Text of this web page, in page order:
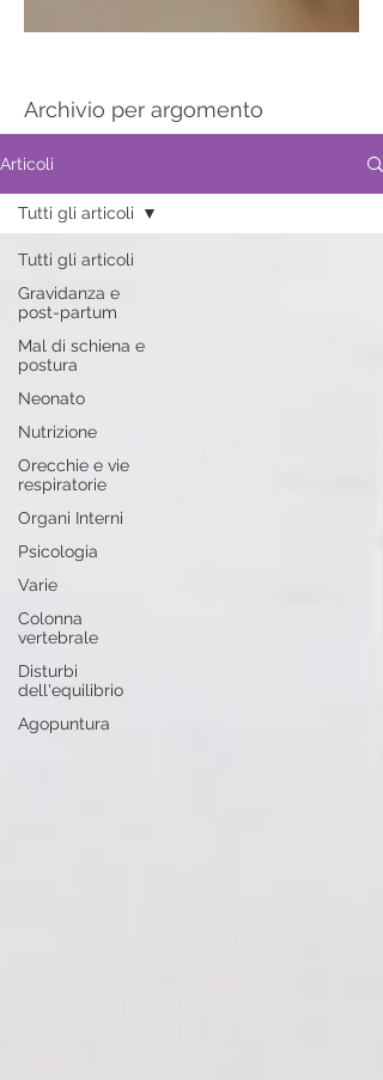
Archivio per argomento
Articoli
Tutti gli articoli
Gravidanza e
post-partum
Mal di schiena e
postura
Neonato
Nutrizione
Orecchie e vie
respiratorie
Organi Interni
Psicologia
Varie
Colonna
vertebrale
Disturbi
dell'equilibrio
Agopuntura
Tutti gli articoli